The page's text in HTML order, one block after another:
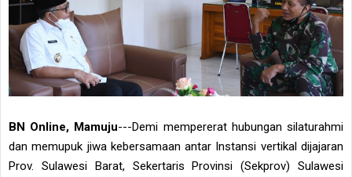
BN Online, Mamuju---Demi mempererat hubungan silaturahmi
dan memupuk jiwa kebersamaan antar Instansi vertikal dijajaran
Prov. Sulawesi Barat, Sekertaris Provinsi (Sekprov) Sulawesi